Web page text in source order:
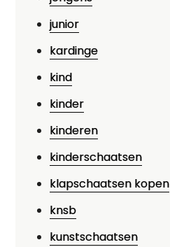
junior
kardinge
kind
kinder
kinderen
kinderschaatsen
klapschaatsen kopen
knsb
kunstschaatsen